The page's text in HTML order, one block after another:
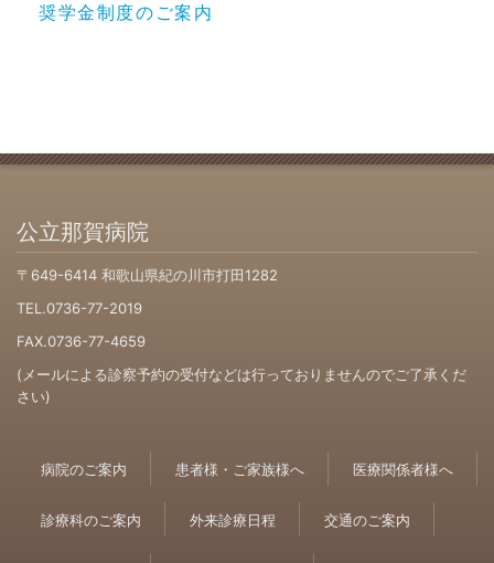
奨学金制度のご案内
公立那賀病院
〒649-6414 和歌山県紀の川市打田1282
TEL.0736-77-2019
FAX.0736-77-4659
(メールによる診察予約の受付などは行っておりませんのでご了承くだ
さい)
病院のご案内 患者様・ご家族様へ 医療関係者様へ
診療科のご案内 外来診療日程 交通のご案内